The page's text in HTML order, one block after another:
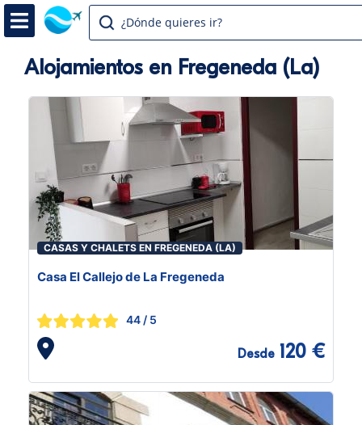
¿Dónde quieres ir?
Alojamientos en Fregeneda (La)
CASAS Y CHALETS EN FREGENEDA (LA)
Casa El Callejo de La Fregeneda
44 / 5
Desde 120 €